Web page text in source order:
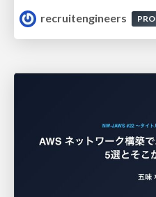
recruitengineers
PRO